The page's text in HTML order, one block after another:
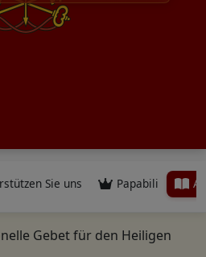
Sie uns Papabili
Gebet für den Heiligen